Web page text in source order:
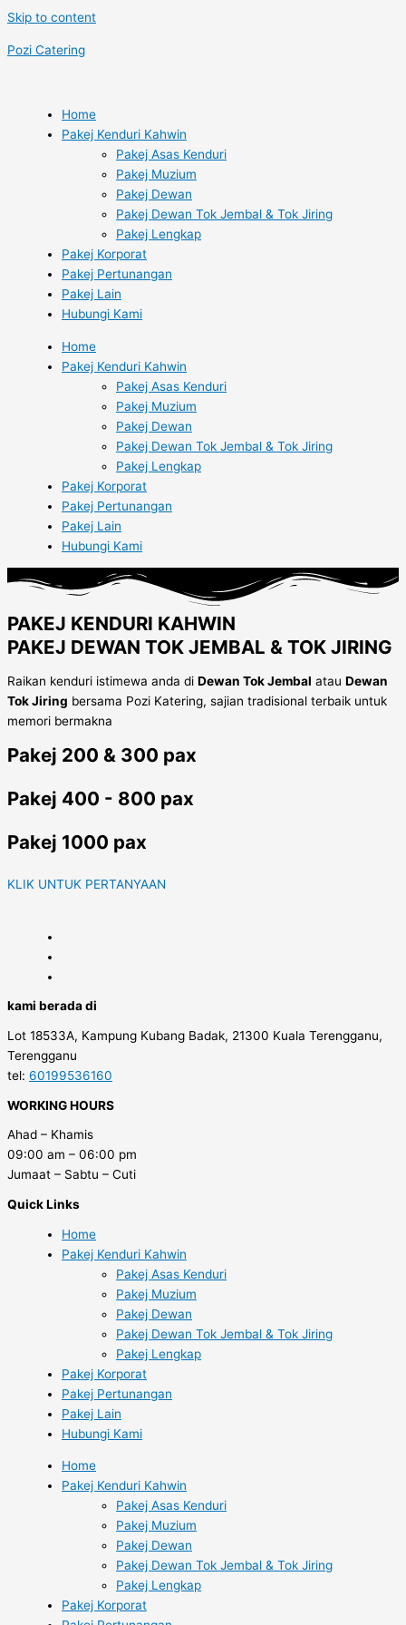
Skip to content
Pozi Catering
Home
Pakej Kenduri Kahwin
Pakej Asas Kenduri
Pakej Muzium
Pakej Dewan
Pakej Dewan Tok Jembal & Tok Jiring
Pakej Lengkap
Pakej Korporat
Pakej Pertunangan
Pakej Lain
Hubungi Kami
Home
Pakej Kenduri Kahwin
Pakej Asas Kenduri
Pakej Muzium
Pakej Dewan
Pakej Dewan Tok Jembal & Tok Jiring
Pakej Lengkap
Pakej Korporat
Pakej Pertunangan
Pakej Lain
Hubungi Kami
PAKEJ KENDURI KAHWIN
PAKEJ DEWAN TOK JEMBAL & TOK JIRING
Raikan kenduri istimewa anda di Dewan Tok Jembal atau Dewan
Tok Jiring bersama Pozi Katering, sajian tradisional terbaik untuk
memori bermakna
Pakej 200 & 300 pax
Pakej 400 - 800 pax
Pakej 1000 pax
KLIK UNTUK PERTANYAAN
kami berada di
Lot 18533A, Kampung Kubang Badak, 21300 Kuala Terengganu,
Terengganu
tel: 60199536160
WORKING HOURS
Ahad – Khamis
09:00 am – 06:00 pm
Jumaat – Sabtu – Cuti
Quick Links
Home
Pakej Kenduri Kahwin
Pakej Asas Kenduri
Pakej Muzium
Pakej Dewan
Pakej Dewan Tok Jembal & Tok Jiring
Pakej Lengkap
Pakej Korporat
Pakej Pertunangan
Pakej Lain
Hubungi Kami
Home
Pakej Kenduri Kahwin
Pakej Asas Kenduri
Pakej Muzium
Pakej Dewan
Pakej Dewan Tok Jembal & Tok Jiring
Pakej Lengkap
Pakej Korporat